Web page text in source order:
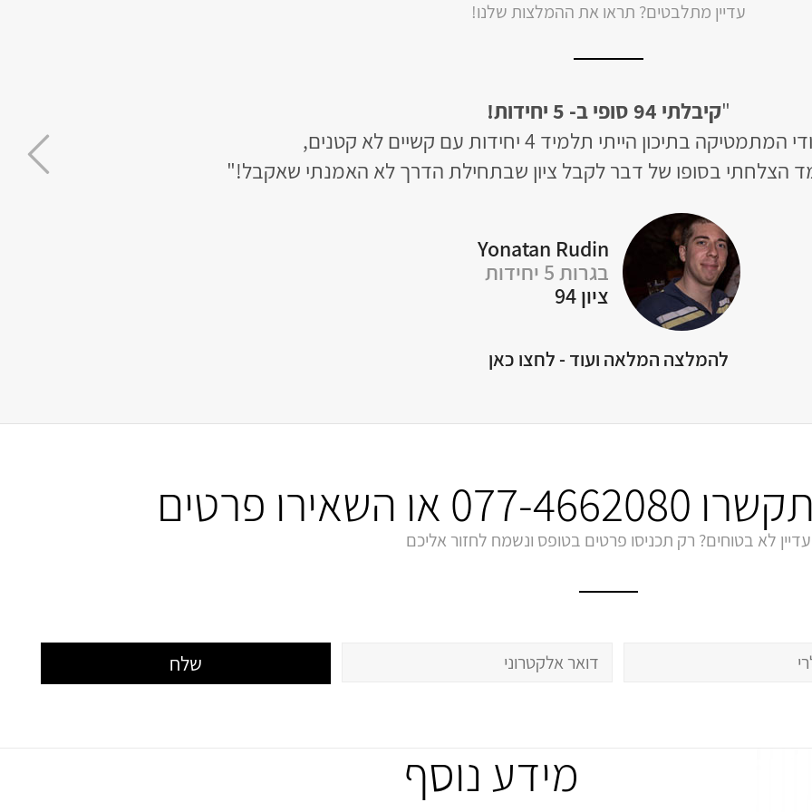
עדיין מתלבטים? תראו את ההמלצות שלנו!
"לבסוף קיבלתי 94 ב- 5 יחידות!
מעולה, החומר מסודר ומובן וכמובן מקיף את כל הנושאים שצריך לבגרות.
לפתור בגרויות ברמת 5 יחידות!"
Rotem Naon
בגרות 5 יחידות
ציון 94
להמלצה המלאה ועוד - לחצו כאן
077-4662080 או השאירו פרטים
עדיין לא בטוחים? רק תכניסו פרטים בטופס ונשמח לחזור אליכם
שלח
מידע נוסף